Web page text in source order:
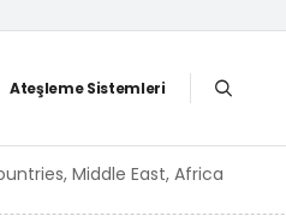
Ateşleme Sistemleri
Middle East, Africa